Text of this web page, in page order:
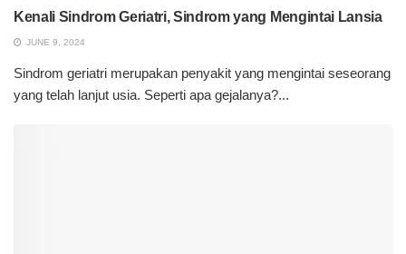
Kenali Sindrom Geriatri, Sindrom yang Mengintai Lansia
JUNE 9, 2024
Sindrom geriatri merupakan penyakit yang mengintai seseorang
yang telah lanjut usia. Seperti apa gejalanya?...